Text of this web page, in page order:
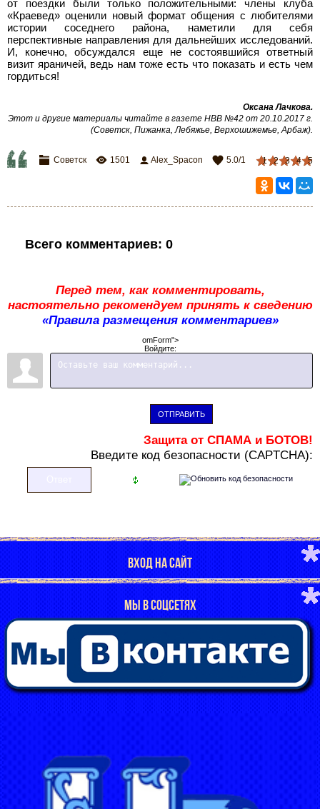
от поездки были только положительными: члены клуба
«Краевед» оценили новый формат общения с любителями
истории соседнего района, наметили для себя
перспективные направления для дальнейших исследований.
И, конечно, обсуждался еще не состоявшийся ответный
визит яраничей, ведь нам тоже есть что показать и есть чем
гордиться!
Оксана Лачкова.
Этот и другие материалы читайте в газете НВВ №42 от 20.10.2017 г.
(Советск, Пижанка, Лебяжье, Верхошижемье, Арбаж).
1 2 3 4 5
Советск 1501 Alex_Spacon 5.0/1
Всего комментариев: 0
Перед тем, как комментировать,
настоятельно рекомендуем принять к сведению
«Правила размещения комментариев»
omForm">
Войдите:
ОТПРАВИТЬ
Защита от СПАМА и БОТОВ!
Введите код безопасности (CAPTCHA):
ВХОД НА САЙТ
МЫ В СОЦСЕТЯХ